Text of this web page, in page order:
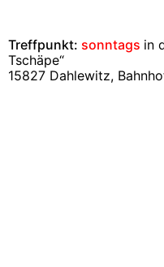
Treffpunkt: sonntags in
Tschäpe“
15827 Dahlewitz,